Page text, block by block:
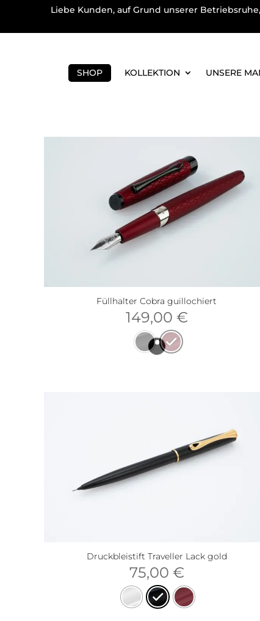
Liebe Kunden, auf Grund unserer
SHOP KOLLEKTION UNSERE
Füllhalter Cobra guillochiert
149,00 €
Druckbleistift Traveller Lack gold
75,00 €